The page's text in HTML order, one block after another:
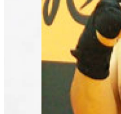
吉川 英明